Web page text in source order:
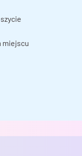
miejscu